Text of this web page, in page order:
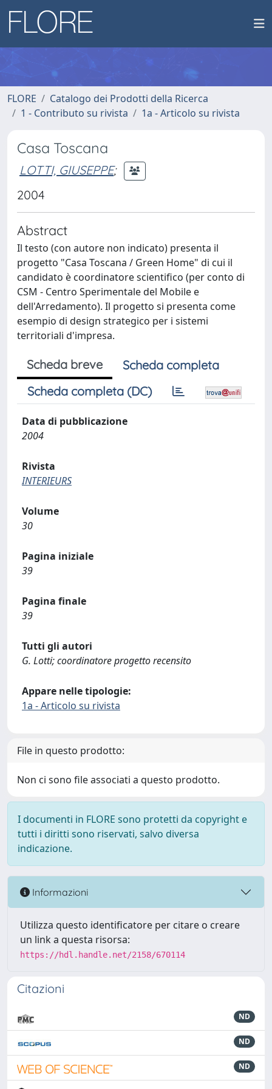
FLORE
Catalogo dei Prodotti della Ricerca
1 - Contributo su rivista
1a - Articolo su rivista
Casa Toscana
LOTTI, GIUSEPPE;
2004
Abstract
Il testo (con autore non indicato) presenta il
progetto "Casa Toscana / Green Home" di cui il
candidato è coordinatore scientifico (per conto di
CSM - Centro Sperimentale del Mobile e
dell'Arredamento). Il progetto si presenta come
esempio di design strategico per i sistemi
territoriali d'impresa.
Scheda breve
Scheda completa
Scheda completa (DC)
Data di pubblicazione
2004
Rivista
INTERIEURS
Volume
30
Pagina iniziale
39
Pagina finale
39
Tutti gli autori
G. Lotti; coordinatore progetto recensito
Appare nelle tipologie:
1a - Articolo su rivista
File in questo prodotto:
Non ci sono file associati a questo prodotto.
I documenti in FLORE sono protetti da copyright e
tutti i diritti sono riservati, salvo diversa
indicazione.
Informazioni
Utilizza questo identificatore per citare o creare
un link a questa risorsa:
https://hdl.handle.net/2158/670114
Citazioni
ND
ND
ND